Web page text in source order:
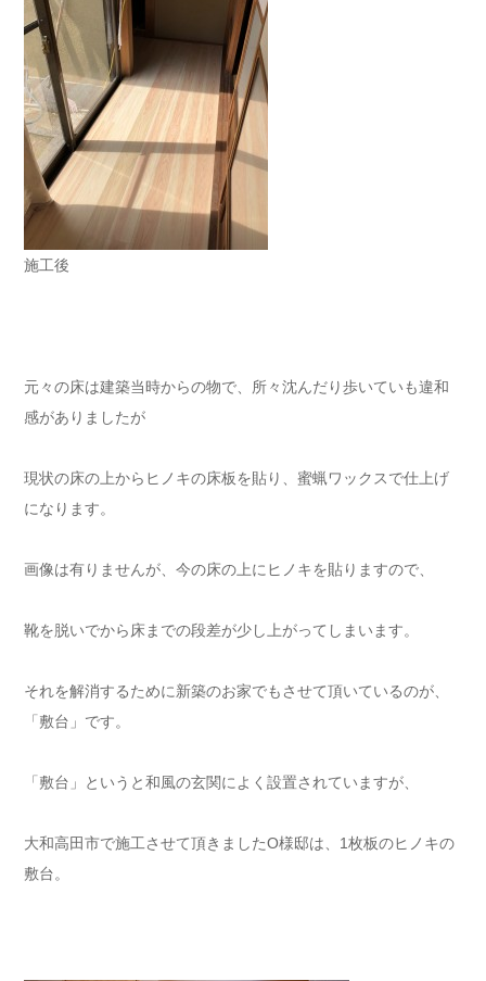
施工後
元々の床は建築当時からの物で、所々沈んだり歩いていも違和
感がありましたが
現状の床の上からヒノキの床板を貼り、蜜蝋ワックスで仕上げ
になります。
画像は有りませんが、今の床の上にヒノキを貼りますので、
靴を脱いでから床までの段差が少し上がってしまいます。
それを解消するために新築のお家でもさせて頂いているのが、
「敷台」です。
「敷台」というと和風の玄関によく設置されていますが、
大和高田市で施工させて頂きましたO様邸は、1枚板のヒノキの
敷台。